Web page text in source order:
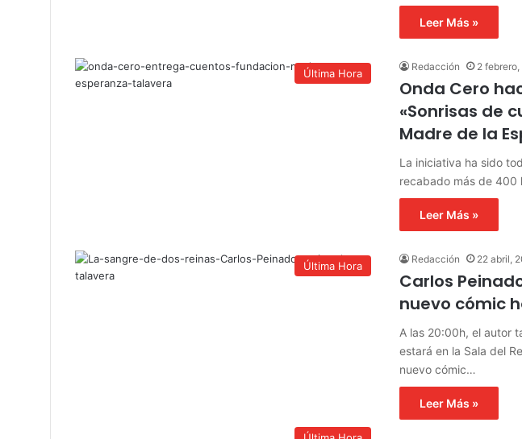
Leer Más »
Última Hora
Redacción 2
Onda Cero
«Sonrisas de
Madre de la
La iniciativa ha sido
recabado más de 400
Leer Más »
Última Hora
Redacción 22 abril,
Carlos
nuevo cómic
A las 20:00h, el autor
estará en la Sala del
nuevo cómic…
Leer Más »